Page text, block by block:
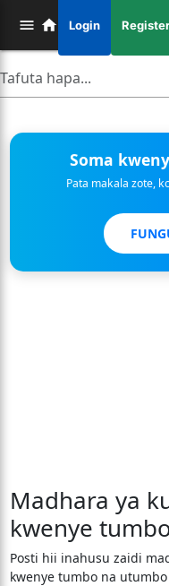
Login Register
Soma
Pata makala zote,
Madhara ya
kwenye
Posti hii inahusu zaidi
kwenye tumbo na